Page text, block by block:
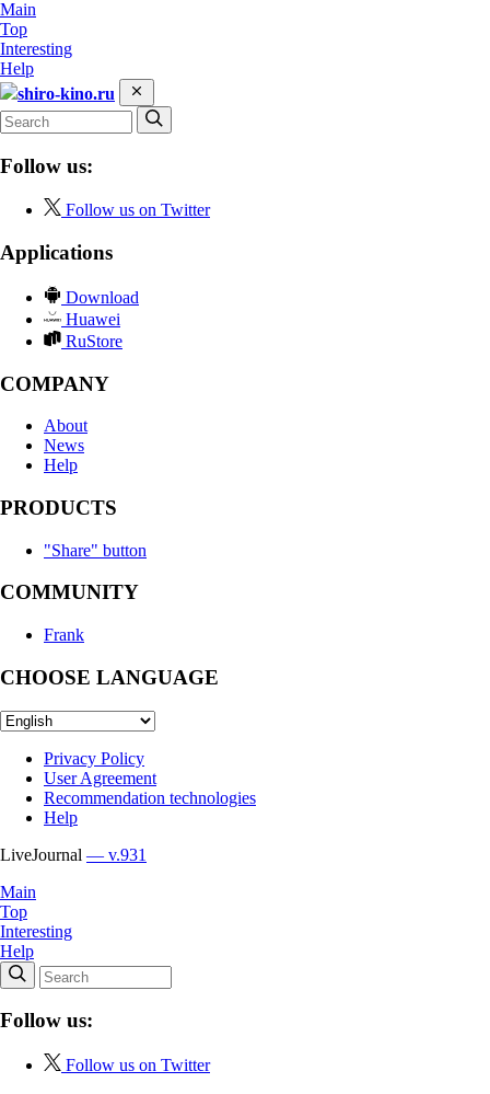
Main
Top
Interesting
Help
shiro-kino.ru
Follow us:
Follow us on Twitter
Applications
Download
Huawei
RuStore
COMPANY
About
News
Help
PRODUCTS
"Share" button
COMMUNITY
Frank
CHOOSE LANGUAGE
Privacy Policy
User Agreement
Recommendation technologies
Help
LiveJournal — v.931
Main
Top
Interesting
Help
Follow us:
Follow us on Twitter